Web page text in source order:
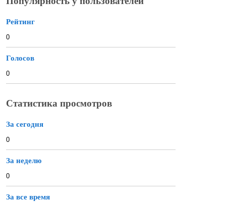
Рейтинг
0
Голосов
0
Статистика просмотров
За сегодня
0
За неделю
0
За все время